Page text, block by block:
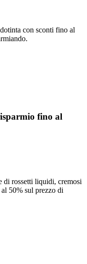
con sconti fino al
fino al
di rossetti liquidi, cremosi
50% sul prezzo di